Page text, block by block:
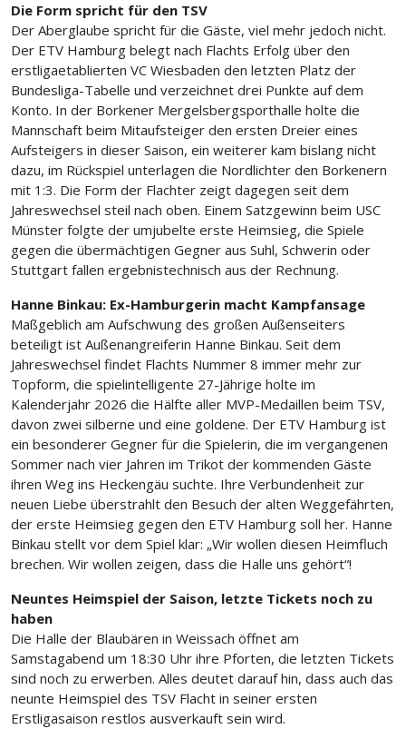
Die Form spricht für den TSV
Der Aberglaube spricht für die Gäste, viel mehr jedoch nicht.
Der ETV Hamburg belegt nach Flachts Erfolg über den
erstligaetablierten VC Wiesbaden den letzten Platz der
Bundesliga-Tabelle und verzeichnet drei Punkte auf dem
Konto. In der Borkener Mergelsbergsporthalle holte die
Mannschaft beim Mitaufsteiger den ersten Dreier eines
Aufsteigers in dieser Saison, ein weiterer kam bislang nicht
dazu, im Rückspiel unterlagen die Nordlichter den Borkenern
mit 1:3. Die Form der Flachter zeigt dagegen seit dem
Jahreswechsel steil nach oben. Einem Satzgewinn beim USC
Münster folgte der umjubelte erste Heimsieg, die Spiele
gegen die übermächtigen Gegner aus Suhl, Schwerin oder
Stuttgart fallen ergebnistechnisch aus der Rechnung.
Hanne Binkau: Ex-Hamburgerin macht Kampfansage
Maßgeblich am Aufschwung des großen Außenseiters
beteiligt ist Außenangreiferin Hanne Binkau. Seit dem
Jahreswechsel findet Flachts Nummer 8 immer mehr zur
Topform, die spielintelligente 27-Jährige holte im
Kalenderjahr 2026 die Hälfte aller MVP-Medaillen beim TSV,
davon zwei silberne und eine goldene. Der ETV Hamburg ist
ein besonderer Gegner für die Spielerin, die im vergangenen
Sommer nach vier Jahren im Trikot der kommenden Gäste
ihren Weg ins Heckengäu suchte. Ihre Verbundenheit zur
neuen Liebe überstrahlt den Besuch der alten Weggefährten,
der erste Heimsieg gegen den ETV Hamburg soll her. Hanne
Binkau stellt vor dem Spiel klar: „Wir wollen diesen Heimfluch
brechen. Wir wollen zeigen, dass die Halle uns gehört“!
Neuntes Heimspiel der Saison, letzte Tickets noch zu
haben
Die Halle der Blaubären in Weissach öffnet am
Samstagabend um 18:30 Uhr ihre Pforten, die letzten Tickets
sind noch zu erwerben. Alles deutet darauf hin, dass auch das
neunte Heimspiel des TSV Flacht in seiner ersten
Erstligasaison restlos ausverkauft sein wird.